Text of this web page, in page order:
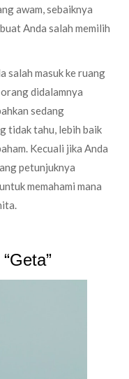
awam, sebaiknya
Anda salah memilih
salah masuk ke ruang
didalamnya
sedang
tidak tahu, lebih baik
Kecuali jika Anda
petunjuknya
memahami mana